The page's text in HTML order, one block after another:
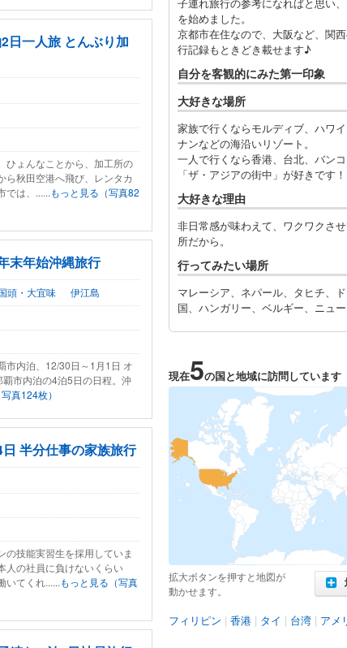
日一人旅 とんぶり加
ひょんなことから、加工所の
ら秋田空港へ飛び、レンタカ
では、......もっと見る（写真82
末年始沖縄旅行
頭・大宜味
伊江島
市内泊、12/30日～1月1日 オ
市内泊の4泊5日の日程。沖
真124枚）
半分仕事の家族旅行
の技能実習生を採用していま
人の社員に負けないくらい
いてくれ......もっと見る（写真
を始めました。
京都市在住なので、大阪など、関
行記録もときどき載せます♪
自分を客観的にみた第一印象
大好きな場所
家族で行くならモルディブ、ハワ
ナンなどの海沿いリゾート。
一人で行くなら香港、台北、バン
「ザ・アジアの街中」が好きです！
大好きな理由
非日常感が味わえて、ワクワクさ
所だから。
行ってみたい場所
マレーシア、ネパール、タヒチ、
国、ハンガリー、ベルギー、ニュ
現在5の国と地域に訪問しています
拡大ボタンを押すと地図が
動かせます。
フィリピン | 香港 | タイ | 台湾 | アメ